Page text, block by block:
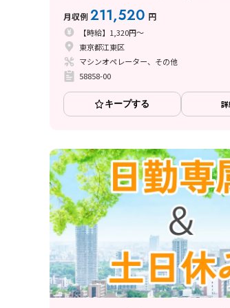
月収例211,520 円
【時給】1,320円～
東京都江東区
マシンオペレーター、その他
58858-00
キープする